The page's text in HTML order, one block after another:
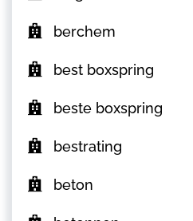
berchem
best boxspring
beste boxspring
bestrating
beton